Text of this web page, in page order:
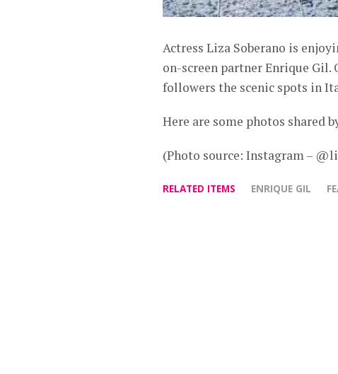
Actress Liza Soberano is
on-screen partner Enrique Gil.
followers the scenic spots in
Here are some photos shared
(Photo source: Instagram –
RELATED ITEMS ENRIQUE GIL